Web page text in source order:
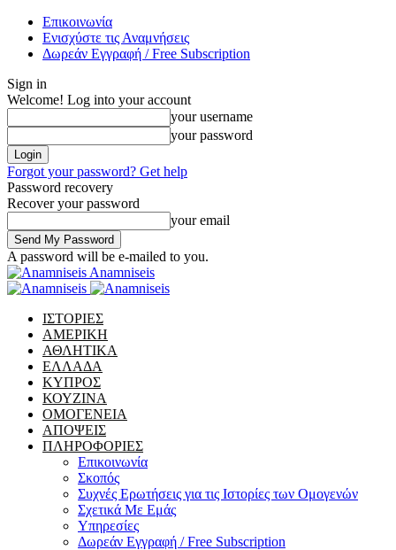
Επικοινωνία
Ενισχύστε τις Αναμνήσεις
Δωρεάν Εγγραφή / Free Subscription
Sign in
Welcome! Log into your account
your username
your password
Forgot your password? Get help
Password recovery
Recover your password
your email
A password will be e-mailed to you.
Anamniseis
ΙΣΤΟΡΙΕΣ
ΑΜΕΡΙΚΗ
ΑΘΛΗΤΙΚΑ
ΕΛΛΑΔΑ
ΚΥΠΡΟΣ
ΚΟΥΖΙΝΑ
ΟΜΟΓΕΝΕΙΑ
ΑΠΟΨΕΙΣ
ΠΛΗΡΟΦΟΡΙΕΣ
Επικοινωνία
Σκοπός
Συχνές Ερωτήσεις για τις Ιστορίες των Ομογενών
Σχετικά Με Εμάς
Υπηρεσίες
Δωρεάν Εγγραφή / Free Subscription